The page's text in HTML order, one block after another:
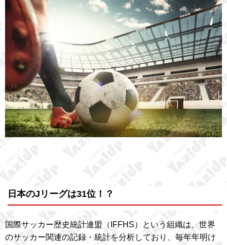
日本のJリーグは31位！？
国際サッカー歴史統計連盟（IFFHS）という組織は、世界
のサッカー関連の記録・統計を分析しており、毎年年明け